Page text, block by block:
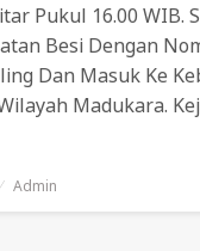
Pukul 16.00 WIB.
Besi Dengan
Dan Masuk Ke
Madukara.
Admin